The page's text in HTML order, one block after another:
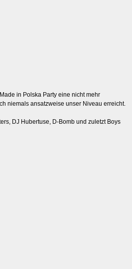
in Polska Party eine nicht mehr
niemals ansatzweise unser Niveau erreicht.
DJ Hubertuse, D-Bomb und zuletzt Boys